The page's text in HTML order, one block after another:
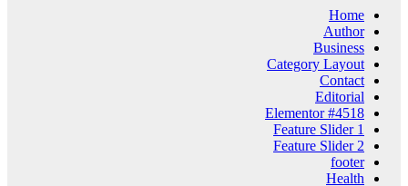
Home
Author
Business
Category Layout
Contact
Editorial
Elementor #4518
Feature Slider 1
Feature Slider 2
footer
Health